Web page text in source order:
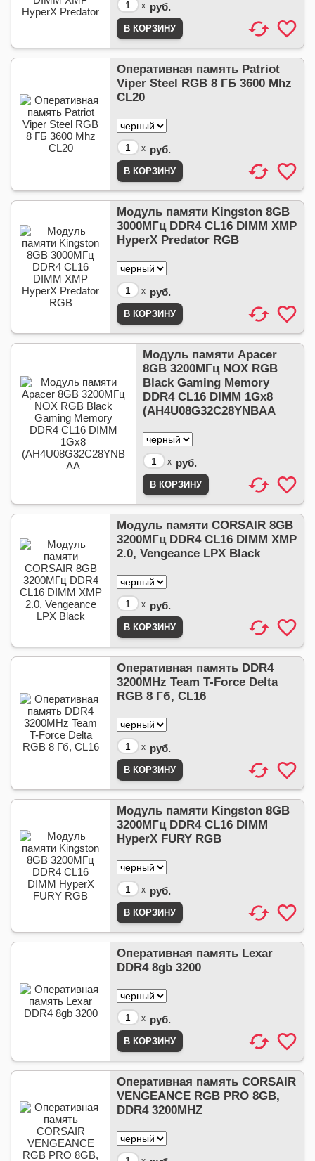
x руб.
Оперативная память Patriot
Viper Steel RGB 8 ГБ 3600 Mhz
CL20
x руб.
Модуль памяти Kingston 8GB
3000МГц DDR4 CL16 DIMM XMP
HyperX Predator RGB
x руб.
Модуль памяти Apacer
8GB 3200МГц NOX RGB
Black Gaming Memory
DDR4 CL16 DIMM 1Gx8
(AH4U08G32C28YNBAA
x руб.
Модуль памяти CORSAIR 8GB
3200МГц DDR4 CL16 DIMM XMP
2.0, Vengeance LPX Black
x руб.
Оперативная память DDR4
3200MHz Team T-Force Delta
RGB 8 Гб, CL16
x руб.
Модуль памяти Kingston 8GB
3200МГц DDR4 CL16 DIMM
HyperX FURY RGB
x руб.
Оперативная память Lexar
DDR4 8gb 3200
x руб.
Оперативная память CORSAIR
VENGEANCE RGB PRO 8GB,
DDR4 3200MHZ